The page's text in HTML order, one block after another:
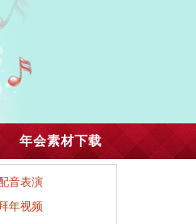
年会素材下载
音表演
年视频